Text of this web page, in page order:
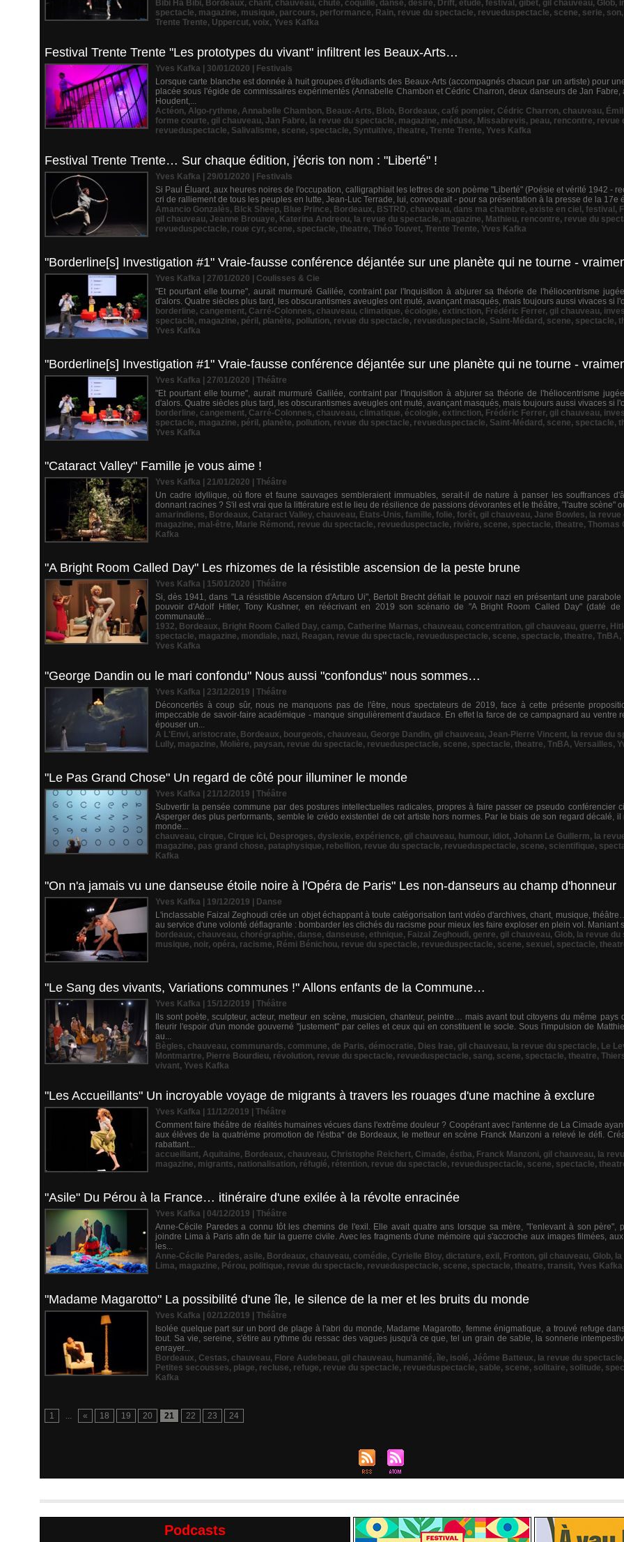
Bibi Ha Bibi, Bordeaux, chant, chauveau, chute, coquille, danse, desire, Drift, étude, festival , gibet, gil chauveau, Glob,
spectacle, magazine, musique, parcours, performance, Rain, revue du spectacle, revueduspectacle, scene, serie, son,
Trente Trente, Uppercut, voix, Yves Kafka
Festival Trente Trente "Les prototypes du vivant" infiltrent les Beaux-Arts…
Yves Kafka | 30/01/2020
Festivals
Lorsque carte blanche est donnée à huit groupes d'étudiants des Beaux-Arts (accompagnés chacun par un artiste) pour
placée sous l'égide de commissaires expérimentés (Annabelle Chambon et Cédric Charron, deux danseurs de Jan Fabre,
Houdent,...
Actéon, Algo-rythme, Annabelle Chambon, Beaux-Arts, Blob, Bordeaux, café pompier, Cédric Charron, chauveau,
forme courte, gil chauveau, Jan Fabre, la revue du spectacle, magazine, méduse, Missabrevis, peau, rencontre, revue
revueduspectacle, Salivalisme, scene, spectacle, Syntuitive, theatre, Trente Trente, Yves Kafka
Festival Trente Trente… Sur chaque édition, j'écris ton nom : "Liberté" !
Yves Kafka | 29/01/2020
Festivals
Si Paul Éluard, aux heures noires de l'occupation, calligraphiait les lettres de son poème "Liberté" (Poésie et vérité 1942 -
cri de ralliement de tous les peuples en lutte, Jean-Luc Terrade, lui, convoquait - pour sa présentation à la presse de la 17e
Amancio Gonzalès, Blck Sheep, Blue Prince, Bordeaux, BSTRD, chauveau, dans ma chambre, existe en ciel , festival ,
gil chauveau, Jeanne Brouaye, Katerina Andreou, la revue du spectacle, magazine, Mathieu, rencontre, revue du
revueduspectacle, roue cyr, scene, spectacle, theatre, Théo Touvet, Trente Trente, Yves Kafka
"Borderline[s] Investigation #1" Vraie-fausse conférence déjantée sur une planète qui ne tourne -
Yves Kafka | 27/01/2020
Coulisses & Cie
"Et pourtant elle tourne", aurait murmuré Galilée, contraint par l'Inquisition à abjurer sa théorie de l'héliocentrisme
d'alors. Quatre siècles plus tard, les obscurantismes aveugles ont muté, avançant masqués, mais toujours aussi vivaces si
borderline, cangement, Carré-Colonnes, chauveau, climatique, écologie, extinction, Frédéric Ferrer, gil chauveau,
spectacle, magazine, péril , planète, pollution, revue du spectacle, revueduspectacle, Saint-Médard , scene, spectacle,
Yves Kafka
"Borderline[s] Investigation #1" Vraie-fausse conférence déjantée sur une planète qui ne tourne -
Yves Kafka | 27/01/2020
Théâtre
"Et pourtant elle tourne", aurait murmuré Galilée, contraint par l'Inquisition à abjurer sa théorie de l'héliocentrisme
d'alors. Quatre siècles plus tard, les obscurantismes aveugles ont muté, avançant masqués, mais toujours aussi vivaces si
borderline, cangement, Carré-Colonnes, chauveau, climatique, écologie, extinction, Frédéric Ferrer, gil chauveau,
spectacle, magazine, péril , planète, pollution, revue du spectacle, revueduspectacle, Saint-Médard , scene, spectacle,
Yves Kafka
"Cataract Valley" Famille je vous aime !
Yves Kafka | 21/01/2020
Théâtre
Un cadre idyllique, où flore et faune sauvages sembleraient immuables, serait-il de nature à panser les souffrances
donnant racines ? S'il est vrai que la littérature est le lieu de résilience de passions dévorantes et le théâtre, "l'autre scène"
amarindiens, Bordeaux, Cataract Valley, chauveau, États-Unis, famille, folie, forêt, gil chauveau, Jane Bowles, la
magazine, mal-être, Marie Rémond , revue du spectacle, revueduspectacle, rivière, scene, spectacle, theatre, Thomas
Kafka
"A Bright Room Called Day" Les rhizomes de la résistible ascension de la peste brune
Yves Kafka | 15/01/2020
Théâtre
Si, dès 1941, dans "La résistible Ascension d'Arturo Ui", Bertolt Brecht défiait le pouvoir nazi en présentant une
pouvoir d'Adolf Hitler, Tony Kushner, en réécrivant en 2019 son scénario de "A Bright Room Called Day" (daté
communauté...
1932, Bordeaux, Bright Room Called Day, camp, Catherine Marnas, chauveau, concentration, gil chauveau, guerre,
spectacle, magazine, mondiale, nazi, Reagan, revue du spectacle, revueduspectacle, scene, spectacle, theatre, TnBA,
Yves Kafka
"George Dandin ou le mari confondu" Nous aussi "confondus" nous sommes…
Yves Kafka | 23/12/2019
Théâtre
Déconcertés à coup sûr, nous ne manquons pas de l'être, nous spectateurs de 2019, face à cette présente
impeccable de savoir-faire académique - manque singulièrement d'audace. En effet la farce de ce campagnard au ventre
épouser un...
A L'Envi, aristocrate, Bordeaux, bourgeois, chauveau, George Dandin, gil chauveau, Jean-Pierre Vincent, la revue du
Lully, magazine, Molière, paysan, revue du spectacle, revueduspectacle, scene, spectacle, theatre, TnBA, Versailles,
"Le Pas Grand Chose" Un regard de côté pour illuminer le monde
Yves Kafka | 21/12/2019
Théâtre
Subvertir la pensée commune par des postures intellectuelles radicales, propres à faire passer ce pseudo conférencier
Asperger des plus performants, semble le crédo existentiel de cet artiste hors normes. Par le biais de son regard décalé,
monde...
chauveau, cirque, Cirque ici, Desproges, dyslexie, expérience, gil chauveau, humour, idiot, Johann Le Guillerm, la
magazine, pas grand chose, pataphysique, rebellion, revue du spectacle, revueduspectacle, scene, scientifique,
Kafka
"On n'a jamais vu une danseuse étoile noire à l'Opéra de Paris" Les non-danseurs au champ d'honneur
Yves Kafka | 19/12/2019
Danse
L'inclassable Faizal Zeghoudi crée un objet échappant à toute catégorisation tant vidéo d'archives, chant, musique,
au service d'une volonté déflagrante : bombarder les clichés du racisme pour mieux les faire exploser en plein vol. Maniant
bordeaux, chauveau, chorégraphie, danse, danseuse, ethnique, Faizal Zeghoudi, genre, gil chauveau, Glob, la revue du
musique, noir, opéra, racisme, Rémi Bénichou, revue du spectacle, revueduspectacle, scene, sexuel , spectacle,
"Le Sang des vivants, Variations communes !" Allons enfants de la Commune…
Yves Kafka | 15/12/2019
Théâtre
Ils sont poète, sculpteur, acteur, metteur en scène, musicien, chanteur, peintre… mais avant tout citoyens du même pays
fleurir l'espoir d'un monde gouverné "justement" par celles et ceux qui en constituent le socle. Sous l'impulsion de
au...
Bègles, chauveau, communards, commune, de Paris, démocratie, Dies Irae, gil chauveau, la revue du spectacle, Le
Montmartre, Pierre Bourdieu, révolution, revue du spectacle, revueduspectacle, sang, scene, spectacle, theatre,
vivant, Yves Kafka
"Les Accueillants" Un incroyable voyage de migrants à travers les rouages d'une machine à exclure
Yves Kafka | 11/12/2019
Théâtre
Comment faire théâtre de réalités humaines vécues dans l'extrême douleur ? Coopérant avec l'antenne de La Cimade
aux élèves de la quatrième promotion de l'éstba* de Bordeaux, le metteur en scène Franck Manzoni a relevé le défi.
rabattant...
accueillant, Aquitaine, Bordeaux, chauveau, Christophe Reichert, Cimade, éstba, Franck Manzoni, gil chauveau, la
magazine, migrants, nationalisation, réfugié, rétention, revue du spectacle, revueduspectacle, scene, spectacle,
"Asile" Du Pérou à la France… itinéraire d'une exilée à la révolte enracinée
Yves Kafka | 04/12/2019
Théâtre
Anne-Cécile Paredes a connu tôt les chemins de l'exil. Elle avait quatre ans lorsque sa mère, "l'enlevant à son père",
joindre Lima à Paris afin de fuir la guerre civile. Avec les fragments d'une mémoire qui s'accroche aux images filmées,
les...
Anne-Cécile Paredes, asile, Bordeaux, chauveau, comédie, Cyrielle Bloy, dictature, exil , Fronton, gil chauveau, Glob,
Lima, magazine, Pérou, politique, revue du spectacle, revueduspectacle, scene, spectacle, theatre, transit, Yves Kafka
"Madame Magarotto" La possibilité d'une île, le silence de la mer et les bruits du monde
Yves Kafka | 02/12/2019
Théâtre
Isolée quelque part sur un bord de plage à l'abri du monde, Madame Magarotto, femme énigmatique, a trouvé refuge
tout. Sa vie, sereine, s'étire au rythme du ressac des vagues jusqu'à ce que, tel un grain de sable, la sonnerie
enrayer...
Bordeaux, Cestas, chauveau, Flore Audebeau, gil chauveau, humanité, île, isolé, Jéôme Batteux, la revue du spectacle,
Petites secousses, plage, recluse, refuge, revue du spectacle, revueduspectacle, sable, scene, solitaire, solitude,
Kafka
1 ... « 18 19 20 21 22 23 24
Podcasts